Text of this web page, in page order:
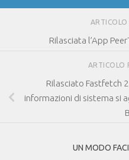
ARTICOLO
Rilasciata l’App
ARTICOLO
Rilasciato Fastfetch
informazioni di sistema si
UN MODO